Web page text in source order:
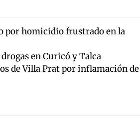
por homicidio frustrado en la
en Curicó y Talca
de Villa Prat por inflamación de